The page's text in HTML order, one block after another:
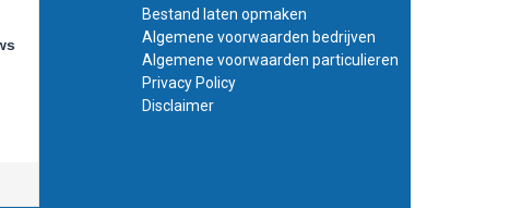
Bestand laten opmaken
Algemene voorwaarden bedrijven
Algemene voorwaarden particulieren
Privacy Policy
Disclaimer